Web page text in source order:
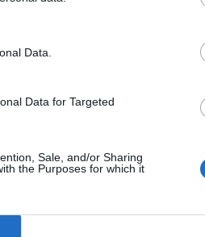
Data.
Data for Targeted
Sale, and/or Sharing
the Purposes for which it
(2011-12) Επ.197